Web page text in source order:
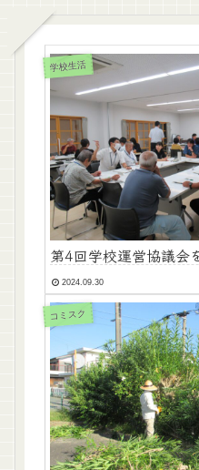
学校生活
第4回学校運営協議会
2024.09.30
コミスク